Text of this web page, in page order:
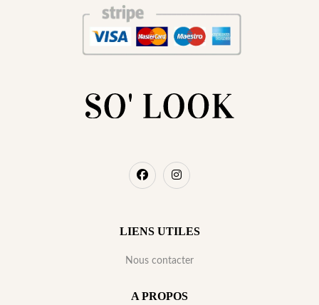
LIENS UTILES
Nous contacter
A PROPOS